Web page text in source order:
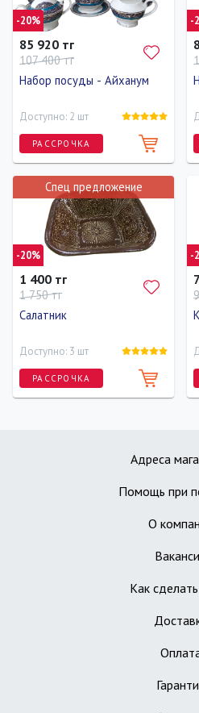
-20%
85 920 тг
107 400 тг
Набор посуды - Айханум
Доступно: 2 шт
РАССРОЧКА
-
-20%
1 400 тг
1 750 тг
Салатник
Доступно: 3 шт
РАССРОЧКА
Спец предложение
-
Адреса
Помощь при
О
Как